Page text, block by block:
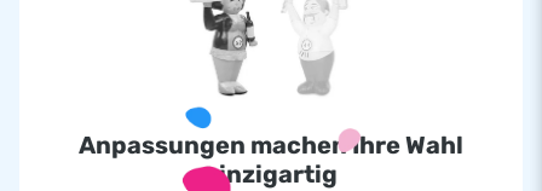
Anpassungen machen Ihre Wahl
einzigartig